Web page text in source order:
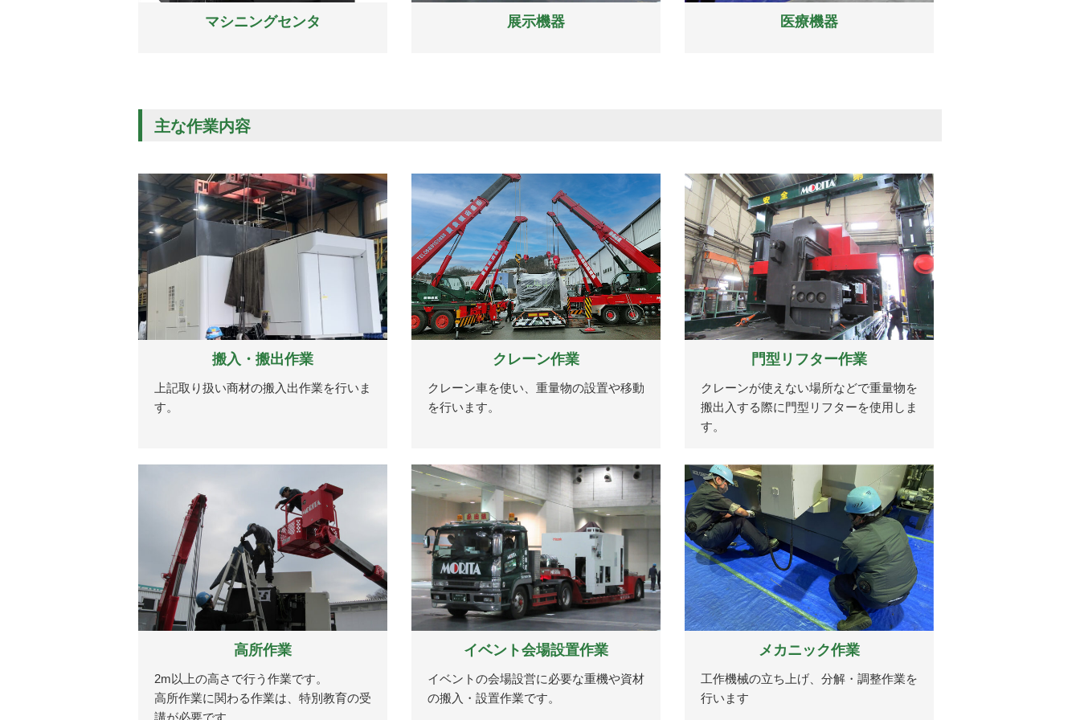
マシニングセンタ 展示機器 医療機器
主な作業内容
搬入・搬出作業
上記取り扱い商材の搬入出作業を行いま
す。
クレーン作業
クレーン車を使い、重量物の設置や移動
を行います。
門型リフター作業
クレーンが使えない場所などで重量物を
搬出入する際に門型リフターを使用しま
す。
高所作業
2m以上の高さで行う作業です。
高所作業に関わる作業は、特別教育の受
講が必要です。
イベント会場設置作業
イベントの会場設営に必要な重機や資材
の搬入・設置作業です。
メカニック作業
工作機械の立ち上げ、分解・調整作業を
行います